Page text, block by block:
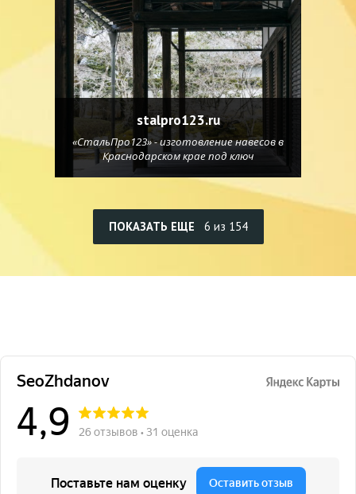
stalpro123.ru
«СтальПро123» - изготовление навесов в
Краснодарском крае под ключ
ПОКАЗАТЬ ЕЩЕ 6 из 154